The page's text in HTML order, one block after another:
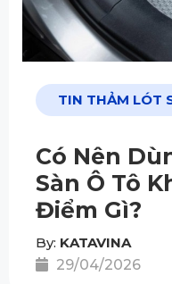
TIN THẢM LÓT
Có Nên
Sàn Ô Tô
Điểm Gì?
By: KATAVINA
29/04/2026